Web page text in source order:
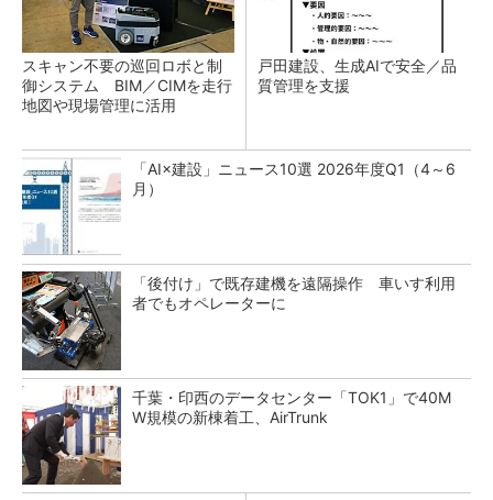
スキャン不要の巡回ロボと制
御システム BIM／CIMを走行
地図や現場管理に活用
戸田建設、生成AIで安全／品
質管理を支援
「AI×建設」ニュース10選 2026年度Q1（4～6
月）
「後付け」で既存建機を遠隔操作 車いす利用
者でもオペレーターに
千葉・印西のデータセンター「TOK1」で40M
W規模の新棟着工、AirTrunk